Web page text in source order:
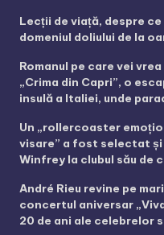
Lecții de viață, despre
domeniul doliului de la
Romanul pe care vei
„Crima din Capri”, o
insulă a Italiei, unde
Un „rollercoaster
visare” a fost selectat
Winfrey la clubul său de
André Rieu revine pe
concertul aniversar
20 de ani ale celebrelor